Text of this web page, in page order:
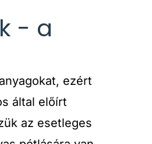
- a
ezért
által előírt
az esetleges